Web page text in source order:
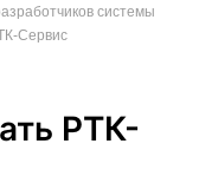
системы
Сервис
РТК-